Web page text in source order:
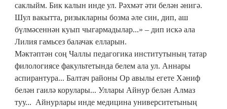
саклыйм. Бик калын инде ул. Рәхмәт әти белән әнигә.
Шул вакытта, ризыкларны бозма әле син, дип, аш
бүлмәсеннән куып чыгармадылар...» – дип искә ала
Лилия гамьсез балачак елларын.
Мәктәптән соң Чаллы педагогика институтының татар
филологиясе факультетында белем ала ул. Аннары
аспирантура... Балтач районы Ор авылы егете Хәниф
белән гаилә корулары... Уллары Айнур белән Алмаз
туу... Айнурлары инде медицина университетының